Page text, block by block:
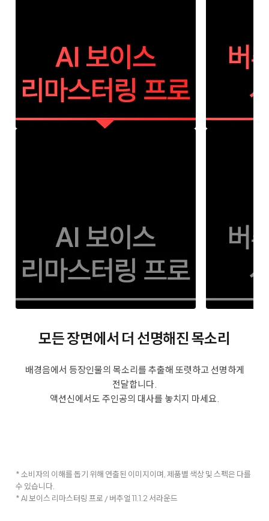
모든 장면에서 더 선명해진 목소리
배경음에서 등장인물의 목소리를 추출해 또렷하고 선명하게
전달합니다.
액션신에서도 주인공의 대사를 놓치지 마세요.
* 소비자의 이해를 돕기 위해 연출된 이미지이며, 제품별 색상 및 스펙은 다를
수 있습니다.
* AI 보이스 리마스터링 프로 / 버추얼 11.1.2 서라운드